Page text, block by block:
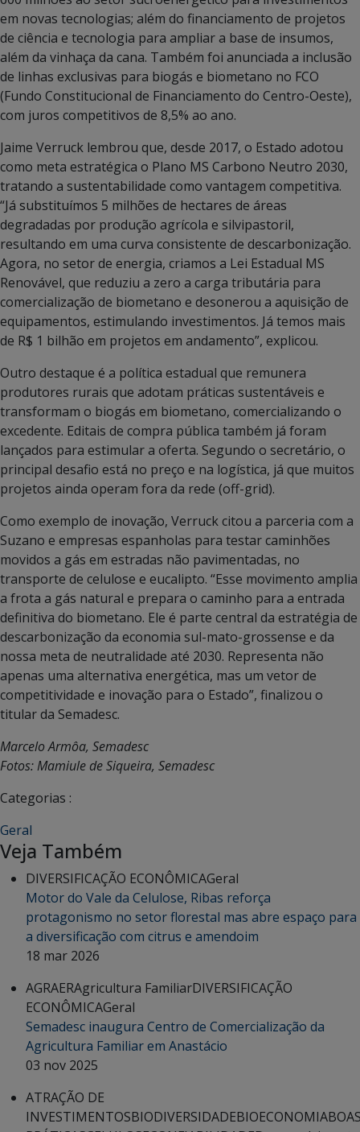
em novas tecnologias; além do financiamento de projetos
de ciência e tecnologia para ampliar a base de insumos,
além da vinhaça da cana. Também foi anunciada a inclusão
de linhas exclusivas para biogás e biometano no FCO
(Fundo Constitucional de Financiamento do Centro-Oeste),
com juros competitivos de 8,5% ao ano.
Jaime Verruck lembrou que, desde 2017, o Estado adotou
como meta estratégica o Plano MS Carbono Neutro 2030,
tratando a sustentabilidade como vantagem competitiva.
“Já substituímos 5 milhões de hectares de áreas
degradadas por produção agrícola e silvipastoril,
resultando em uma curva consistente de descarbonização.
Agora, no setor de energia, criamos a Lei Estadual MS
Renovável, que reduziu a zero a carga tributária para
comercialização de biometano e desonerou a aquisição de
equipamentos, estimulando investimentos. Já temos mais
de R$ 1 bilhão em projetos em andamento”, explicou.
Outro destaque é a política estadual que remunera
produtores rurais que adotam práticas sustentáveis e
transformam o biogás em biometano, comercializando o
excedente. Editais de compra pública também já foram
lançados para estimular a oferta. Segundo o secretário, o
principal desafio está no preço e na logística, já que muitos
projetos ainda operam fora da rede (off-grid).
Como exemplo de inovação, Verruck citou a parceria com a
Suzano e empresas espanholas para testar caminhões
movidos a gás em estradas não pavimentadas, no
transporte de celulose e eucalipto. “Esse movimento amplia
a frota a gás natural e prepara o caminho para a entrada
definitiva do biometano. Ele é parte central da estratégia de
descarbonização da economia sul-mato-grossense e da
nossa meta de neutralidade até 2030. Representa não
apenas uma alternativa energética, mas um vetor de
competitividade e inovação para o Estado”, finalizou o
titular da Semadesc.
Marcelo Armôa, Semadesc
Fotos: Mamiule de Siqueira, Semadesc
Categorias :
Geral
Veja Também
DIVERSIFICAÇÃO ECONÔMICAGeral
Motor do Vale da Celulose, Ribas reforça
protagonismo no setor florestal mas abre espaço para
a diversificação com citrus e amendoim
18 mar 2026
AGRAERAgricultura FamiliarDIVERSIFICAÇÃO
ECONÔMICAGeral
Semadesc inaugura Centro de Comercialização da
Agricultura Familiar em Anastácio
03 nov 2025
ATRAÇÃO DE
INVESTIMENTOSBIODIVERSIDADEBIOECONOMIA